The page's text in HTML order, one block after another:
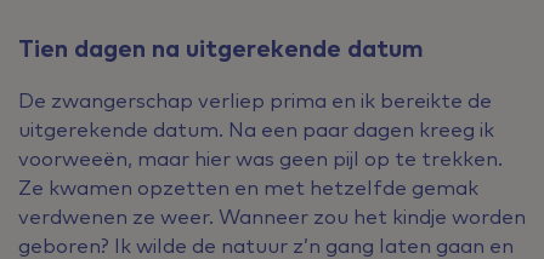
Tien dagen na uitgerekende datum
De zwangerschap verliep prima en ik bereikte de
uitgerekende datum. Na een paar dagen kreeg ik
voorweeën, maar hier was geen pijl op te trekken.
Ze kwamen opzetten en met hetzelfde gemak
verdwenen ze weer. Wanneer zou het kindje worden
geboren? Ik wilde de natuur z’n gang laten gaan en